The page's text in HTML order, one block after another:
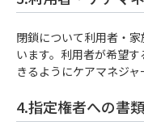
閉鎖について利用者・
います。利用者が希望
きるようにケアマネジャ
4.指定権者への書